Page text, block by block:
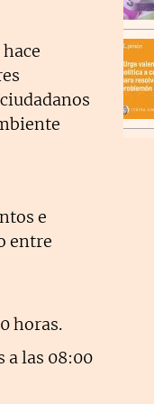
e
entre
horas.
a las 08:00